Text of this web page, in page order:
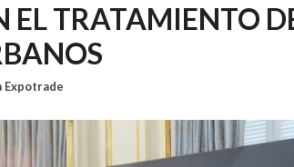
EL TRATAMIENTO
Expotrade